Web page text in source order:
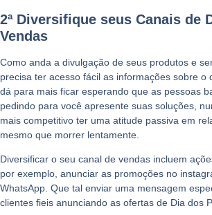
2ª Diversifique seus Canais de
Vendas
Como anda a divulgação de seus produtos e
precisa ter acesso fácil as informações sobre o
dá para mais ficar esperando que as pessoas
pedindo para você apresente suas soluções,
mais competitivo ter uma atitude passiva em
mesmo que morrer lentamente.
Diversificar o seu canal de vendas incluem
por exemplo, anunciar as promoções no
WhatsApp. Que tal enviar uma mensagem
clientes fieis anunciando as ofertas de Dia dos